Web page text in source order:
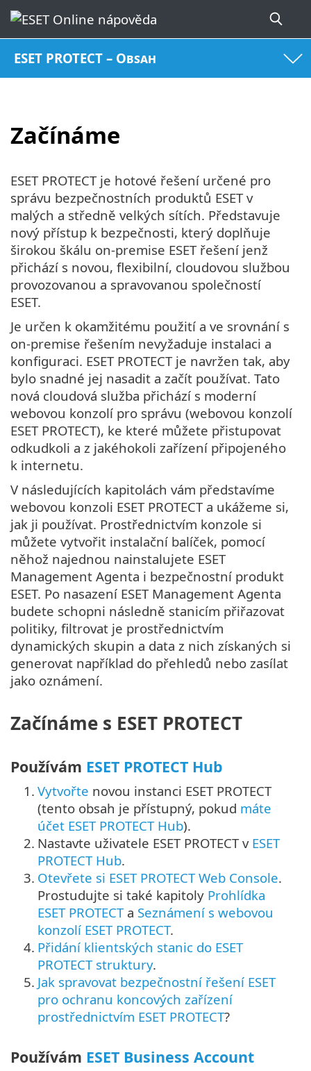
ESET PROTECT – Obsah
Začínáme
ESET PROTECT je hotové řešení určené pro
správu bezpečnostních produktů ESET v
malých a středně velkých sítích. Představuje
nový přístup k bezpečnosti, který doplňuje
širokou škálu on-premise ESET řešení jenž
přichází s novou, flexibilní, cloudovou službou
provozovanou a spravovanou společností
ESET.
Je určen k okamžitému použití a ve srovnání s
on-premise řešením nevyžaduje instalaci a
konfiguraci. ESET PROTECT je navržen tak, aby
bylo snadné jej nasadit a začít používat. Tato
nová cloudová služba přichází s moderní
webovou konzolí pro správu (webovou konzolí
ESET PROTECT), ke které můžete přistupovat
odkudkoli a z jakéhokoli zařízení připojeného
k internetu.
V následujících kapitolách vám představíme
webovou konzoli ESET PROTECT a ukážeme si,
jak ji používat. Prostřednictvím konzole si
můžete vytvořit instalační balíček, pomocí
něhož najednou nainstalujete ESET
Management Agenta i bezpečnostní produkt
ESET. Po nasazení ESET Management Agenta
budete schopni následně stanicím přiřazovat
politiky, filtrovat je prostřednictvím
dynamických skupin a data z nich získaných si
generovat například do přehledů nebo zasílat
jako oznámení.
Začínáme s ESET PROTECT
Používám ESET PROTECT Hub
1. Vytvořte novou instanci ESET PROTECT
(tento obsah je přístupný, pokud máte
účet ESET PROTECT Hub).
2. Nastavte uživatele ESET PROTECT v ESET
PROTECT Hub.
3. Otevřete si ESET PROTECT Web Console.
Prostudujte si také kapitoly Prohlídka
ESET PROTECTa Seznámení s webovou
konzolí ESET PROTECT.
4. Přidání klientských stanic do ESET
PROTECT struktury.
5. Jak spravovat bezpečnostní řešení ESET
pro ochranu koncových zařízení
prostřednictvím ESET PROTECT?
Používám ESET Business Account